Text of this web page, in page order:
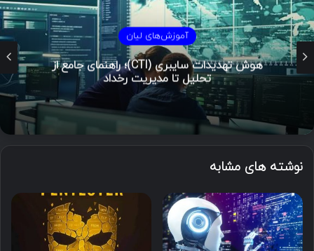
آموزش‌های لیان
هوش تهدیدات سایبری (CTI)؛ راهنمای جامع از
تحلیل تا مدیریت رخداد
نوشته های مشابه